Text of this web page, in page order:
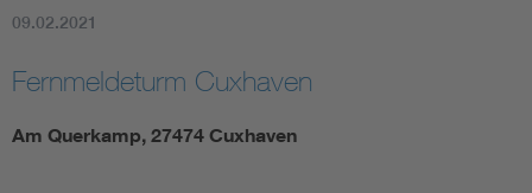
09.02.2021
Fernmeldeturm Cuxhaven
Am Querkamp, 27474 Cuxhaven